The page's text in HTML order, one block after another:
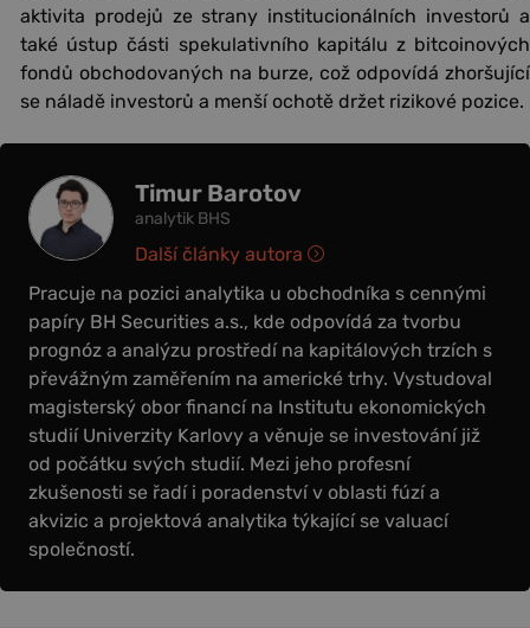
aktivita prodejů ze strany institucionálních investorů a
také ústup části spekulativního kapitálu z bitcoinových
fondů obchodovaných na burze, což odpovídá zhoršující
se náladě investorů a menší ochotě držet rizikové pozice.
Timur Barotov
analytik BHS
Pracuje na pozici analytika u obchodníka s cennými
papíry BH Securities a.s., kde odpovídá za tvorbu
prognóz a analýzu prostředí na kapitálových trzích s
převážným zaměřením na americké trhy. Vystudoval
magisterský obor financí na Institutu ekonomických
studií Univerzity Karlovy a věnuje se investování již
od počátku svých studií. Mezi jeho profesní
zkušenosti se řadí i poradenství v oblasti fúzí a
akvizic a projektová analytika týkající se valuací
společností.
Další články autora